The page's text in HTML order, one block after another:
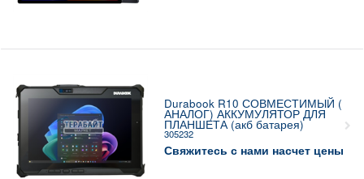
Durabook R10 СОВМЕСТИМЫЙ (
АНАЛОГ) АККУМУЛЯТОР ДЛЯ
ПЛАНШЕТА (акб батарея)
305232
Свяжитесь с нами насчет цены